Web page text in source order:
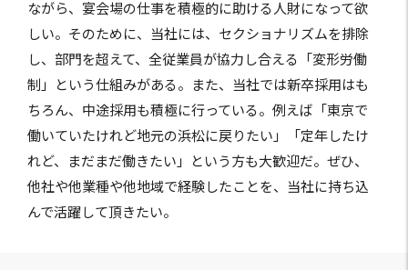
ながら、宴会場の仕事を積極的に助ける人財になって欲
しい。そのために、当社には、セクショナリズムを排除
し、部門を超えて、全従業員が協力し合える「変形労働
制」という仕組みがある。また、当社では新卒採用はも
ちろん、中途採用も積極に行っている。例えば「東京で
働いていたけれど地元の浜松に戻りたい」「定年したけ
れど、まだまだ働きたい」という方も大歓迎だ。ぜひ、
他社や他業種や他地域で経験したことを、当社に持ち込
んで活躍して頂きたい。